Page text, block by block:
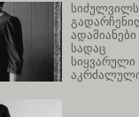
სიძულვილს
ადამიანები
სადაც
სიყვარული